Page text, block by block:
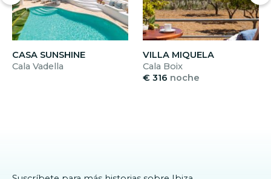
CASA SUNSHINE
Cala Vadella
VILLA MIQUELA
Cala Boix
€ 316 noche